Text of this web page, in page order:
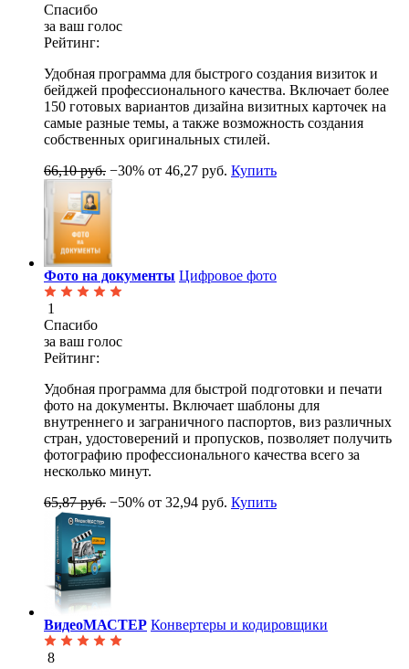
Спасибо
за ваш голос
Рейтинг:
Удобная программа для быстрого создания визиток и
бейджей профессионального качества. Включает более
150 готовых вариантов дизайна визитных карточек на
самые разные темы, а также возможность создания
собственных оригинальных стилей.
66,10 руб. −30% от 46,27 руб. Купить
Фото на документы Цифровое фото
1
Спасибо
за ваш голос
Рейтинг:
Удобная программа для быстрой подготовки и печати
фото на документы. Включает шаблоны для
внутреннего и заграничного паспортов, виз различных
стран, удостоверений и пропусков, позволяет получить
фотографию профессионального качества всего за
несколько минут.
65,87 руб. −50% от 32,94 руб. Купить
ВидеоМАСТЕР Конвертеры и кодировщики
8